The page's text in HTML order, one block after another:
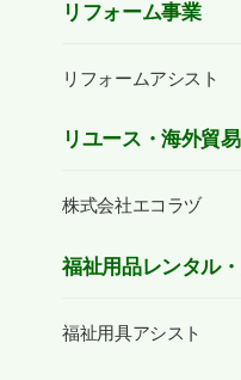
リフォーム事業
リフォームアシスト
リユース・海外貿
株式会社エコラヅ
福祉用品レンタル
福祉用具アシスト